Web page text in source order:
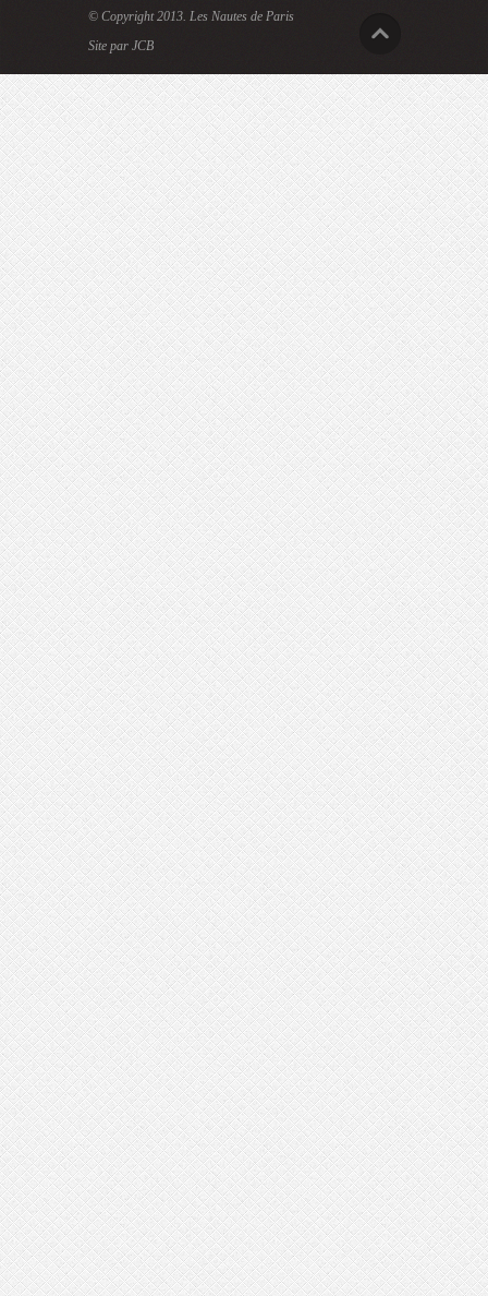
© Copyright 2013. Les Nautes de Paris
Site par JCB